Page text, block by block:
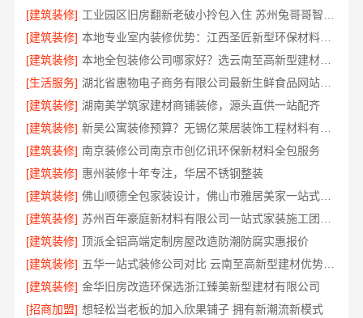
[建筑装修]
[建筑装修]
本地专业室内装修优势：江西圣匠新型环保材料有限公司的定制化服务
[建筑装修]
本地全包装修公司哪家好？选云南至高新型建材有限公司
[生活服务]
湖北省惠物电子商务有限公司最新生鲜食品网站价格
[建筑装修] 湖南美学筑家建材商铺装修，源头直供一站配齐
[建筑装修]
[建筑装修] 南京装修公司南京市创亿讯环保新材料全包服务
[建筑装修] 惠州装修十年专注，华居不锈钢整装
[建筑装修]
佛山顺德全包家装设计，佛山市雅居美家一站式服务
[建筑装修]
[建筑装修] 顶派全铝高端定制房屋改造防潮防腐实惠报价
[建筑装修]
五华一站式装修公司对比 云南至高新型建材优势显著
[建筑装修] 金华旧房改造环保选浙江臻美新型建材有限公司
[招商加盟] 想轻松当老板的加入欣果铺子 拥有新潮流新模式